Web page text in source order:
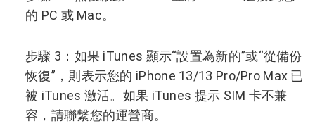
的 PC 或 Mac。
步驟 3：如果 iTunes 顯示“設置為新的”或“從備份
恢復”，則表示您的 iPhone 13/13 Pro/Pro Max 已
被 iTunes 激活。 如果 iTunes 提示 SIM 卡不兼
容，請聯繫您的運營商。